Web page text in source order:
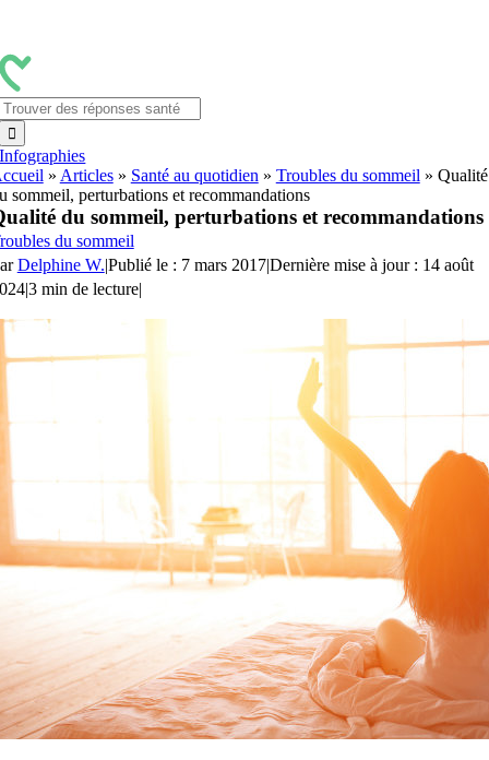
contenu
Infographies
» Articles» Santé au quotidien » Troubles du sommeil » Qualité
sommeil, perturbations et recommandations
du sommeil, perturbations et recommandations
du sommeil
Delphine W.|Publié le : 7 mars 2017|Dernière mise à jour : 14 août
|3 min de lecture|